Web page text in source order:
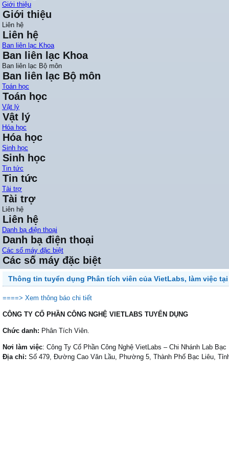
Giới thiệu
Giới thiệu
Liên hệ
Liên hệ
Ban liên lạc Khoa
Ban liên lạc Khoa
Ban liên lạc Bộ môn
Ban liên lạc Bộ môn
Toán học
Toán học
Vật lý
Vật lý
Hóa học
Hóa học
Sinh học
Sinh học
Tin tức
Tin tức
Tài trợ
Tài trợ
Liên hệ
Liên hệ
Danh bạ điện thoại
Danh bạ điện thoại
Các số máy đặc biệt
Các số máy đặc biệt
Thông tin tuyển dụng Phân tích viên của VietLabs, làm việc
====> Xem thông báo chi tiết
CÔNG TY CỔ PHẦN CÔNG NGHỆ VIETLABS TUYỂN DỤNG
Chức danh: Phân Tích Viên.
Nơi làm việc: Công Ty Cổ Phần Công Nghệ VietLabs – Chi Nhánh Lab Bạc
Địa chỉ: Số 479, Đường Cao Văn Lầu, Phường 5, Thành Phố Bạc Liêu,